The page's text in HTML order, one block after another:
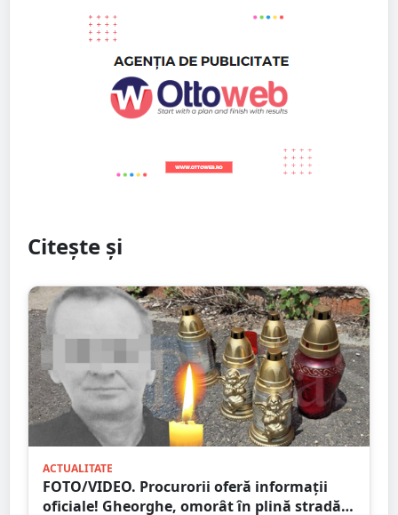
Citește și
ACTUALITATE
FOTO/VIDEO. Procurorii oferă informații
oficiale! Gheorghe, omorât în plină stradă,